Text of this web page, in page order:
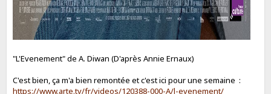
"L'Evenement" de A. Diwan (D'après Annie Ernaux)
C'est bien, ça m'a bien remontée et c'est ici pour une semaine :
https://www.arte.tv/fr/videos/120388-000-A/l-evenement/